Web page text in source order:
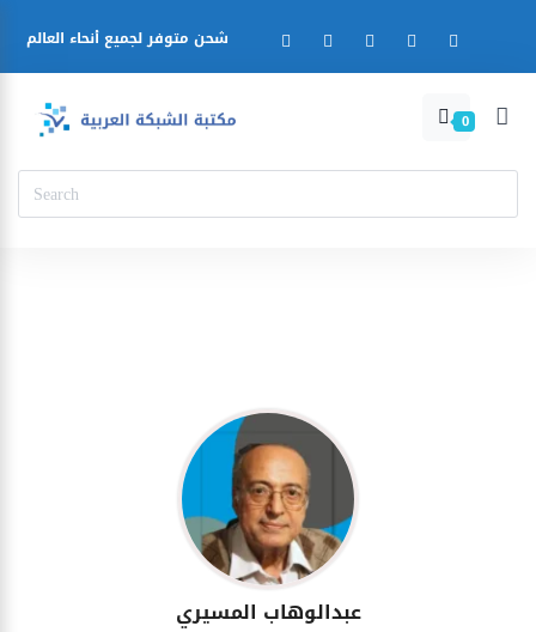
شحن متوفر لجميع أنحاء العالم
0
عبدالوهاب المسيري